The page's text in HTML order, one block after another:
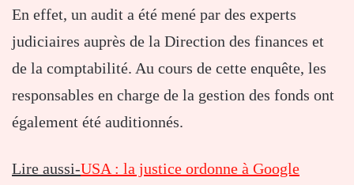
En effet, un audit a été mené par des experts
judiciaires auprès de la Direction des finances et
de la comptabilité. Au cours de cette enquête, les
responsables en charge de la gestion des fonds ont
également été auditionnés.
Lire aussi-USA : la justice ordonne à Google